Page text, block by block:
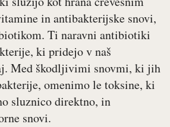
in antibakterijske snovi,
Ti naravni antibiotiki
ki pridejo v naš
Med škodljivimi snovmi, ki jih
omenimo le toksine, ki
sluznico direktno, in
snovi.